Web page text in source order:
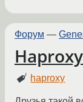
Форум —
haproxy